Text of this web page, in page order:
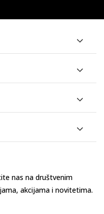
nas na društvenim
akcijama i novitetima.